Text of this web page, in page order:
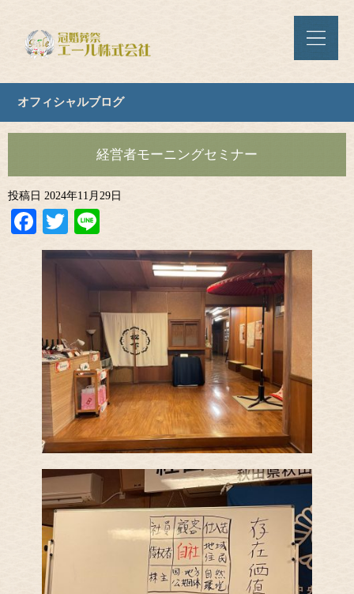
オフィシャルブログ
経営者モーニングセミナー
投稿日 2024年11月29日
Facebook
Twitter